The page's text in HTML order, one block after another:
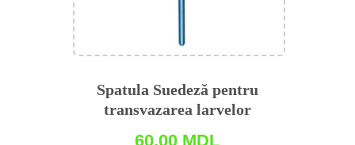
Spatula Suedeză pentru
transvazarea larvelor
60,00 MDL